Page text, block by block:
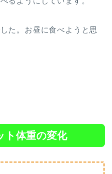
た。お昼に食べようと思
ト体重の変化